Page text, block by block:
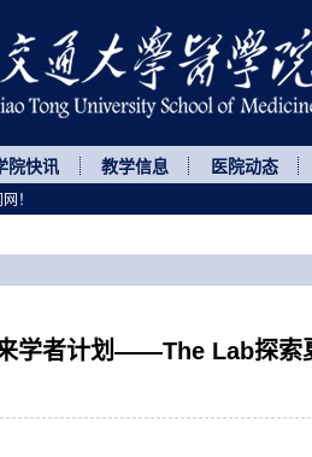
院快讯 教学信息 医院动态
学者计划——The Lab探索
！